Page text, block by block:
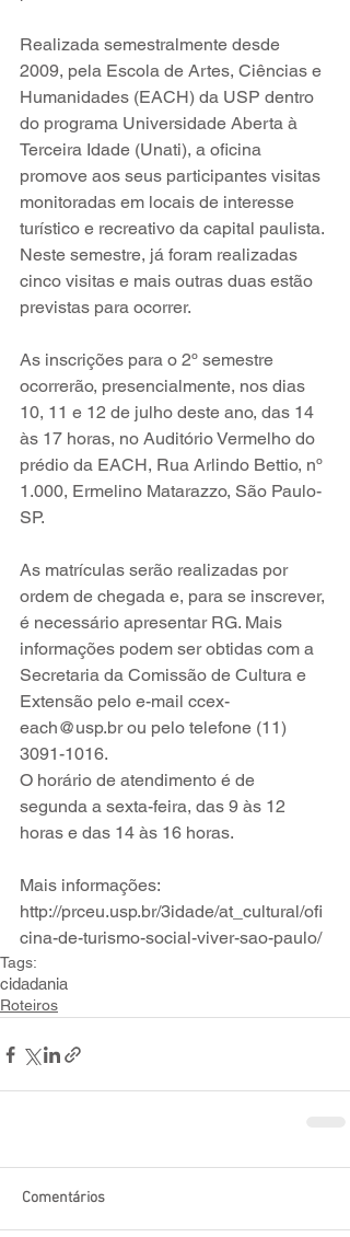
Realizada semestralmente desde
2009, pela Escola de Artes, Ciências e
Humanidades (EACH) da USP dentro
do programa Universidade Aberta à
Terceira Idade (Unati), a oficina
promove aos seus participantes visitas
monitoradas em locais de interesse
turístico e recreativo da capital paulista.
Neste semestre, já foram realizadas
cinco visitas e mais outras duas estão
previstas para ocorrer.
As inscrições para o 2º semestre
ocorrerão, presencialmente, nos dias
10, 11 e 12 de julho deste ano, das 14
às 17 horas, no Auditório Vermelho do
prédio da EACH, Rua Arlindo Bettio, nº
1.000, Ermelino Matarazzo, São Paulo-
SP.
As matrículas serão realizadas por
ordem de chegada e, para se inscrever,
é necessário apresentar RG. Mais
informações podem ser obtidas com a
Secretaria da Comissão de Cultura e
Extensão pelo e-mail ccex-
each@usp.br ou pelo telefone (11)
3091-1016.
O horário de atendimento é de
segunda a sexta-feira, das 9 às 12
horas e das 14 às 16 horas.
Mais informações:
http://prceu.usp.br/3idade/at_cultural/ofi
cina-de-turismo-social-viver-sao-paulo/
Tags:
cidadania
Roteiros
Comentários